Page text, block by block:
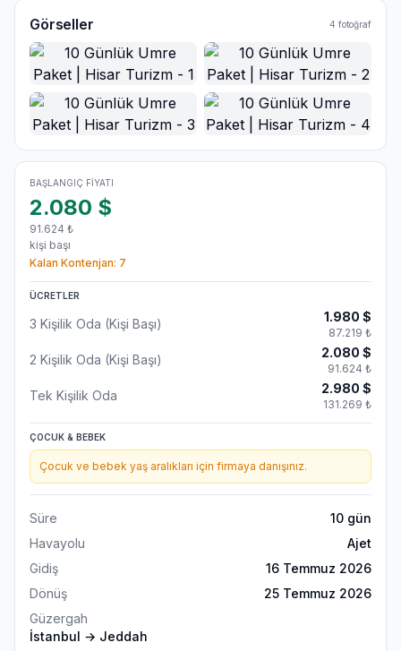
Görseller 4 fotoğraf
Ana Görsel
BAŞLANGIÇ FIYATI
2.080 $
91.624 ₺
kişi başı
Kalan Kontenjan: 7
ÜCRETLER
3 Kişilik Oda (Kişi Başı) 1.980 $
87.219 ₺
2 Kişilik Oda (Kişi Başı) 2.080 $
91.624 ₺
Tek Kişilik Oda 2.980 $
131.269 ₺
ÇOCUK & BEBEK
Çocuk ve bebek yaş aralıkları için firmaya danışınız.
Süre 10 gün
Havayolu
Ajet
Gidiş
16 Temmuz 2026
Dönüş
25 Temmuz 2026
Güzergah
İstanbul → Jeddah